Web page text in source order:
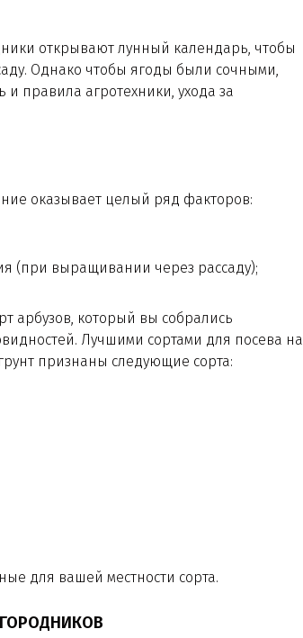
открывают лунный календарь, чтобы
Однако чтобы ягоды были сочными,
правила агротехники, ухода за
оказывает целый ряд факторов:
(при выращивании через рассаду);
арбузов, который вы собрались
Лучшими сортами для посева на
признаны следующие сорта:
для вашей местности сорта.